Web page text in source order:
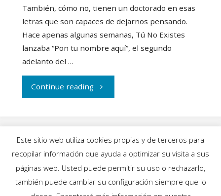
También, cómo no, tienen un doctorado en esas
letras que son capaces de dejarnos pensando.
Hace apenas algunas semanas, Tú No Existes
lanzaba “Pon tu nombre aquí”, el segundo
adelanto del …
Continue reading"Tú
invita
Este sitio web utiliza cookies propias y de terceros para
recopilar información que ayuda a optimizar su visita a sus
páginas web. Usted puede permitir su uso o rechazarlo,
también puede cambiar su configuración siempre que lo